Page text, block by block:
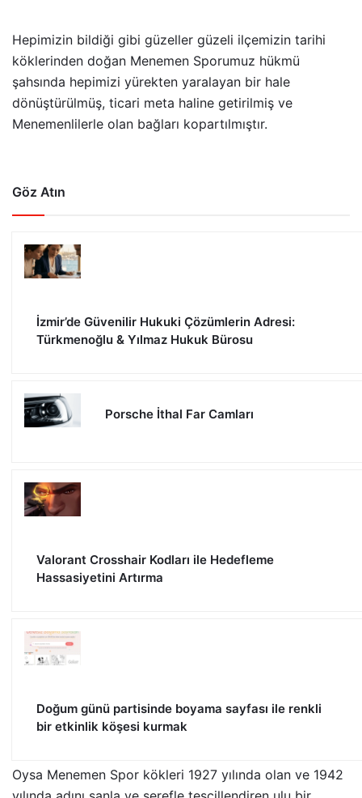
Hepimizin bildiği gibi güzeller güzeli ilçemizin tarihi
köklerinden doğan Menemen Sporumuz hükmü
şahsında hepimizi yürekten yaralayan bir hale
dönüştürülmüş, ticari meta haline getirilmiş ve
Menemenlilerle olan bağları kopartılmıştır.
Göz Atın
İzmir’de Güvenilir Hukuki Çözümlerin Adresi:
Türkmenoğlu & Yılmaz Hukuk Bürosu
Porsche İthal Far Camları
Valorant Crosshair Kodları ile Hedefleme
Hassasiyetini Artırma
Doğum günü partisinde boyama sayfası ile renkli
bir etkinlik köşesi kurmak
Oysa Menemen Spor kökleri 1927 yılında olan ve 1942